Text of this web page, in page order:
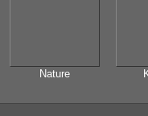
Nature